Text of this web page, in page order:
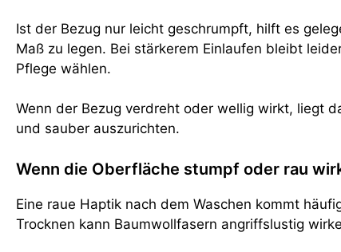
Ist der Bezug nur leicht geschrumpft, hilft es
Maß zu legen. Bei stärkerem Einlaufen bleibt
Pflege wählen.
Wenn der Bezug verdreht oder wellig wirkt, liegt
und sauber auszurichten.
Wenn die Oberfläche stumpf oder rau
Eine raue Haptik nach dem Waschen kommt
Trocknen kann Baumwollfasern angriffslustig